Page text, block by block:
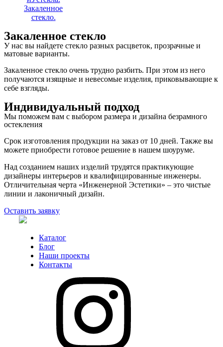
Закаленное стекло
У нас вы найдете стекло разных расцветок, прозрачные и
матовые варианты.
Закаленное стекло очень трудно разбить. При этом из него
получаются изящные и невесомые изделия, приковывающие к
себе взгляды.
Индивидуальный подход
Мы поможем вам с выбором размера и дизайна безрамного
остекления
Срок изготовления продукции на заказ от 10 дней. Также вы
можете приобрести готовое решение в нашем шоуруме.
Над созданием наших изделий трудятся практикующие
дизайнеры интерьеров и квалифицированные инженеры.
Отличительная черта «Инженерной Эстетики» – это чистые
линии и лаконичный дизайн.
Оставить заявку
Каталог
Блог
Наши проекты
Контакты